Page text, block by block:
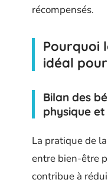
récompensés.
Pourquoi
idéal
Bilan des
physique
La pratique de
entre bien-être
contribue à